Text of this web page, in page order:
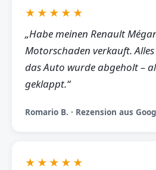
★★★★★
„Habe meinen Renault
Motorschaden verkauft.
das Auto wurde abgeholt –
geklappt.“
Romario B. · Rezension aus
★★★★★